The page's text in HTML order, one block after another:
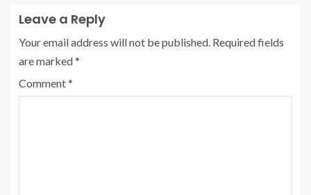
Leave a Reply
Your email address will not be published. Required fields
are marked*
Comment*